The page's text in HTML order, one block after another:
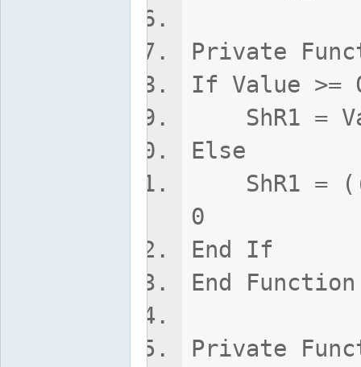
Private
If Value >=
ShR1 =
Else
ShR1 =
0
End If
End Function
Private